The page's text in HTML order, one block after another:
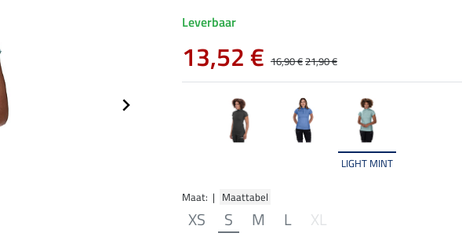
LIGHT MINT
Maat: | Maattabel
XS S M L XL
Leverbaar
13,52 € 16,90 €21,90 €